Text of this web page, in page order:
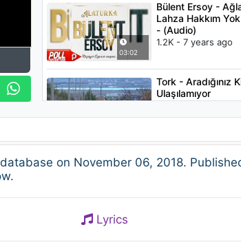
03:02
Bülent Ersoy -
Lahza Hakkım
- (Audio)
1.2K - 7 years ago
Tork - Aradığınız
Ulaşılamıyor
Ali Yalçın - Aşkına
Yandığım
(Kırmızı Kurnaz
on November 06, 2018.
Lyrics